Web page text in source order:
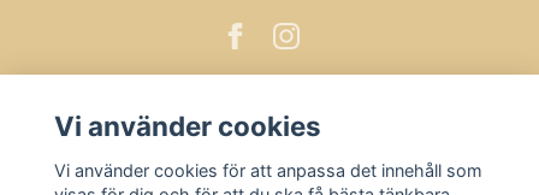
Prenumerera på vårt nyhetsbrev
Vi använder cookies
Vi använder cookies för att anpassa det innehåll som